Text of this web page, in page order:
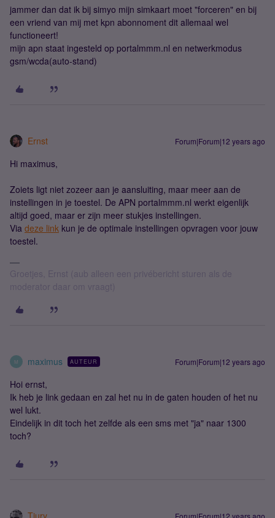
jammer dan dat ik bij simyo mijn simkaart moet "forceren" en bij
een vriend van mij met kpn abonnoment dit allemaal wel
functioneert!
mijn apn staat ingesteld op portalmmm.nl en netwerkmodus
gsm/wcda(auto-stand)
Ernst Forum|Forum|12 years ago
Hi maximus,
Zoiets ligt niet zozeer aan je aansluiting, maar meer aan de
instellingen in je toestel. De APN portalmmm.nl werkt eigenlijk
altijd goed, maar er zijn meer stukjes instellingen.
Via deze link kun je de optimale instellingen opvragen voor jouw
toestel.
Groetjes, Ernst (aub alleen een privébericht sturen als de
moderator daar om vraagt)
M maximus AUTEUR Forum|Forum|12 years ago
Hoi ernst,
Ik heb je link gedaan en zal het nu in de gaten houden of het nu
wel lukt.
Eindelijk in dit toch het zelfde als een sms met "ja" naar 1300
toch?
Tiury Forum|Forum|12 years ago